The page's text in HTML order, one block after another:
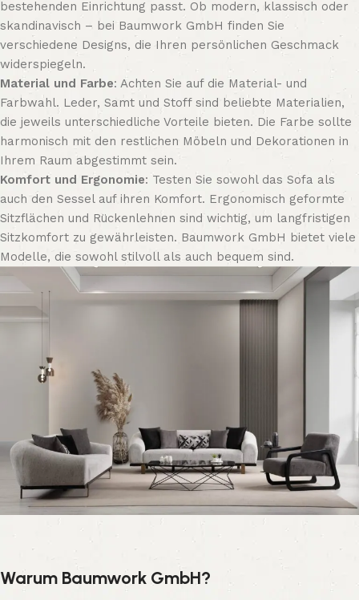
bestehenden Einrichtung passt. Ob modern, klassisch oder
skandinavisch – bei Baumwork GmbH finden Sie
verschiedene Designs, die Ihren persönlichen Geschmack
widerspiegeln.
Material und Farbe: Achten Sie auf die Material- und
Farbwahl. Leder, Samt und Stoff sind beliebte Materialien,
die jeweils unterschiedliche Vorteile bieten. Die Farbe sollte
harmonisch mit den restlichen Möbeln und Dekorationen in
Ihrem Raum abgestimmt sein.
Komfort und Ergonomie: Testen Sie sowohl das Sofa als
auch den Sessel auf ihren Komfort. Ergonomisch geformte
Sitzflächen und Rückenlehnen sind wichtig, um langfristigen
Sitzkomfort zu gewährleisten. Baumwork GmbH bietet viele
Modelle, die sowohl stilvoll als auch bequem sind.
Warum Baumwork GmbH?